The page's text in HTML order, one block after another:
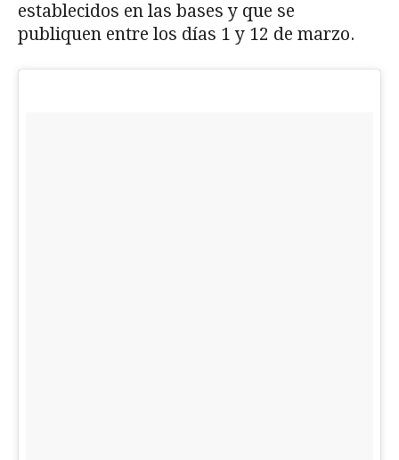
establecidos en las bases y que se
publiquen entre los días 1 y 12 de marzo.